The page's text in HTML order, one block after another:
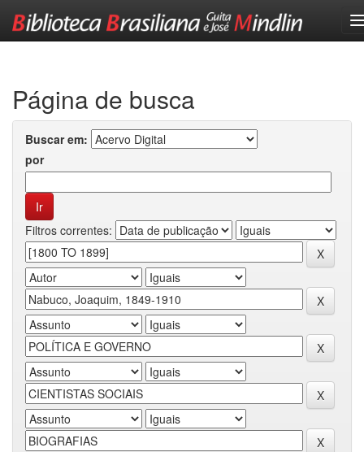
Página de busca
Buscar em:
por
Filtros correntes: